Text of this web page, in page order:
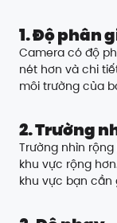
1. Độ phân
Camera có độ
nét hơn và chi
môi trường của
2. Trường
Trường nhìn
khu vực rộng
khu vực bạn cần